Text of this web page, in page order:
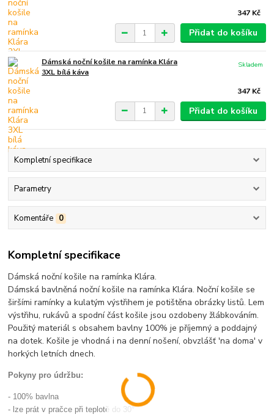
347 Kč
Přidat do košíku
Dámská noční košile na ramínka Klára
3XL bílá káva
347 Kč
Skladem
Přidat do košíku
Kompletní specifikace
Parametry
Komentáře 0
Kompletní specifikace
Dámská noční košile na ramínka Klára.
Dámská bavlněná noční košile na ramínka Klára. Noční košile se
širšími ramínky a kulatým výstřihem je potištěna obrázky listů. Lem
výstřihu, rukávů a spodní část košile jsou ozdobeny žlábkováním.
Použitý materiál s obsahem bavlny 100% je příjemný a poddajný
na dotek. Košile je vhodná i na denní nošení, obvzlášť 'na doma' v
horkých letních dnech.
Pokyny pro údržbu:
- 100% bavlna
- lze prát v pračce při teplotě do 30°